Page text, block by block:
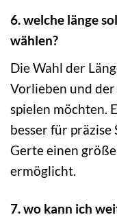
6. welche länge
wählen?
Die Wahl der
Vorlieben und der
spielen möchten.
besser für präzise
Gerte einen
ermöglicht.
7. wo kann ich